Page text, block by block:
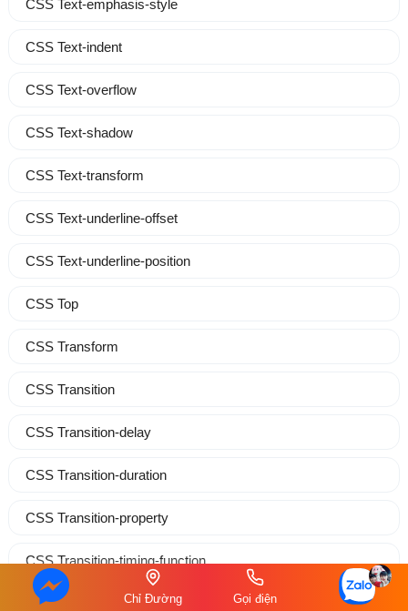
CSS Text-emphasis-style
CSS Text-indent
CSS Text-overflow
CSS Text-shadow
CSS Text-transform
CSS Text-underline-offset
CSS Text-underline-position
CSS Top
CSS Transform
CSS Transition
CSS Transition-delay
CSS Transition-duration
CSS Transition-property
CSS Transition-timing-function
CSS User-selectChỉ Đường Gọi điện